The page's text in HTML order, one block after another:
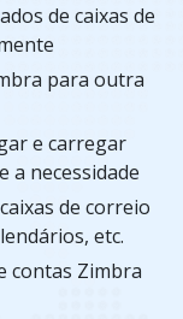
de caixas de
para outra
e carregar
a necessidade
de correio
etc.
contas Zimbra